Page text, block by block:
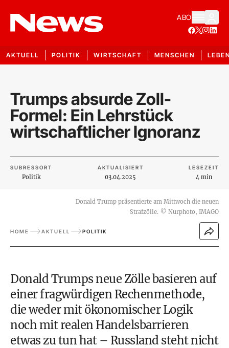
ABO
AKTUELL POLITIK WIRTSCHAFT MENSCHEN
Trumps absurde Zoll-
Formel: Ein Lehrstück
wirtschaftlicher Ignoranz
SUBRESSORT
Politik
AKTUALISIERT
03.04.2025
LESEZEIT
4 min
Donald Trump präsentierte am Mittwoch die neuen
Strafzölle. © Nurphoto, IMAGO
HOME AKTUELL POLITIK
Donald Trumps neue Zölle basieren auf
einer fragwürdigen Rechenmethode,
die weder mit ökonomischer Logik
noch mit realen Handelsbarrieren
etwas zu tun hat – Russland steht nicht